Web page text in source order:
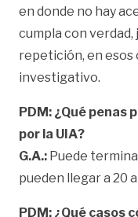
en donde no hay
cumpla con
repetición, en esos
investigativo.
PDM: ¿Qué penas
por la UIA?
G.A.: Puede
pueden llegar a 20
PDM: ¿Qué casos